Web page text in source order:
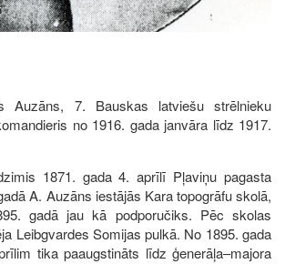
Auzāns, 7. Bauskas latviešu strēlnieku
no 1916. gada janvāra līdz 1917.
1871. gada 4. aprīlī Pļaviņu pagasta
A. Auzāns iestājās Kara topogrāfu skolā,
gadā jau kā podporučiks. Pēc skolas
Leibgvardes Somijas pulkā. No 1895. gada
tika paaugstināts līdz ģenerāļa–majora